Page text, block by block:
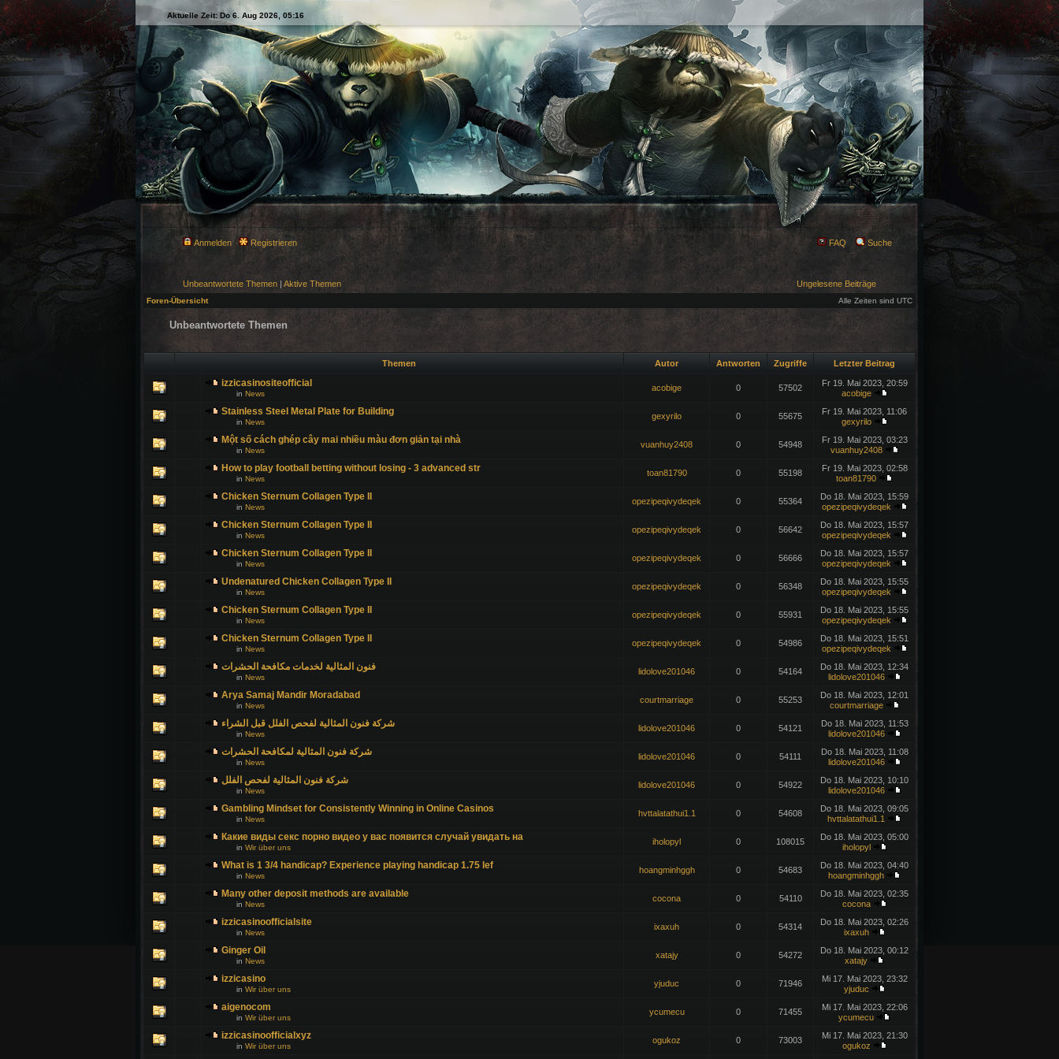
Aktuelle Zeit: Do 6. Aug 2026, 05:16
Anmelden Registrieren FAQ Suche
Unbeantwortete Themen | Aktive Themen Ungelesene Beiträge
Foren-Übersicht Alle Zeiten sind UTC
Unbeantwortete Themen
Themen Autor Antworten Zugriffe Letzter Beitrag
izzicasinositeofficial
in News
acobige 0 57502
Fr 19. Mai 2023, 20:59
acobige
Stainless Steel Metal Plate for Building
in News
gexyrilo 0 55675
Fr 19. Mai 2023, 11:06
gexyrilo
Một số cách ghép cây mai nhiều màu đơn giản tại nhà
in News
vuanhuy2408 0 54948
Fr 19. Mai 2023, 03:23
vuanhuy2408
How to play football betting without losing - 3 advanced str
in News
toan81790 0 55198
Fr 19. Mai 2023, 02:58
toan81790
Chicken Sternum Collagen Type II
in News
opezipeqivydeqek 0 55364
Do 18. Mai 2023, 15:59
opezipeqivydeqek
Chicken Sternum Collagen Type II
in News
opezipeqivydeqek 0 56642
Do 18. Mai 2023, 15:57
opezipeqivydeqek
Chicken Sternum Collagen Type II
in News
opezipeqivydeqek 0 56666
Do 18. Mai 2023, 15:57
opezipeqivydeqek
Undenatured Chicken Collagen Type II
in News
opezipeqivydeqek 0 56348
Do 18. Mai 2023, 15:55
opezipeqivydeqek
Chicken Sternum Collagen Type II
in News
opezipeqivydeqek 0 55931
Do 18. Mai 2023, 15:55
opezipeqivydeqek
Chicken Sternum Collagen Type II
in News
opezipeqivydeqek 0 54986
Do 18. Mai 2023, 15:51
opezipeqivydeqek
فنون المثالية لخدمات مكافحة الحشرات
in News
lidolove201046 0 54164
Do 18. Mai 2023, 12:34
lidolove201046
Arya Samaj Mandir Moradabad
in News
courtmarriage 0 55253
Do 18. Mai 2023, 12:01
courtmarriage
شركة فنون المثالية لفحص الفلل قبل الشراء
in News
lidolove201046 0 54121
Do 18. Mai 2023, 11:53
lidolove201046
شركة فنون المثالية لمكافحة الحشرات
in News
lidolove201046 0 54111
Do 18. Mai 2023, 11:08
lidolove201046
شركة فنون المثالية لفحص الفلل
in News
lidolove201046 0 54922
Do 18. Mai 2023, 10:10
lidolove201046
Gambling Mindset for Consistently Winning in Online Casinos
in News
hvttalatathui1.1 0 54608
Do 18. Mai 2023, 09:05
hvttalatathui1.1
Какие виды секс порно видео у вас появится случай увидать на
in Wir über uns
iholopyl 0 108015
Do 18. Mai 2023, 05:00
iholopyl
What is 1 3/4 handicap? Experience playing handicap 1.75 lef
in News
hoangminhggh 0 54683
Do 18. Mai 2023, 04:40
hoangminhggh
Many other deposit methods are available
in News
cocona 0 54110
Do 18. Mai 2023, 02:35
cocona
izzicasinoofficialsite
in News
ixaxuh 0 54314
Do 18. Mai 2023, 02:26
ixaxuh
Ginger Oil
in News
xatajy 0 54272
Do 18. Mai 2023, 00:12
xatajy
izzicasino
in Wir über uns
yjuduc 0 71946
Mi 17. Mai 2023, 23:32
yjuduc
aigenocom
in Wir über uns
ycumecu 0 71455
Mi 17. Mai 2023, 22:06
ycumecu
izzicasinoofficialxyz
in Wir über uns
ogukoz 0 73003
Mi 17. Mai 2023, 21:30
ogukoz